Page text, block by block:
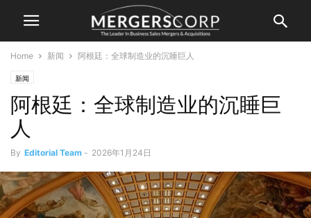
Home 新闻 阿根廷：全球制造业的沉睡巨人
新闻
阿根廷：全球制造业的沉睡巨
人
By Editorial Team - 2026年1月24日